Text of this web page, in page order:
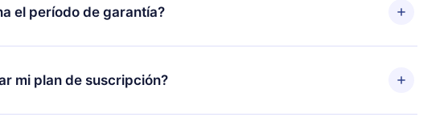
el período de garantía?
nuestra aplicación y comenzar a disfrutar de nuestra biblioteca. Si por
estás satisfecho con nuestra plataforma, simplemente contacta a
soporte ( contacto@12min.com
mi plan de suscripción?